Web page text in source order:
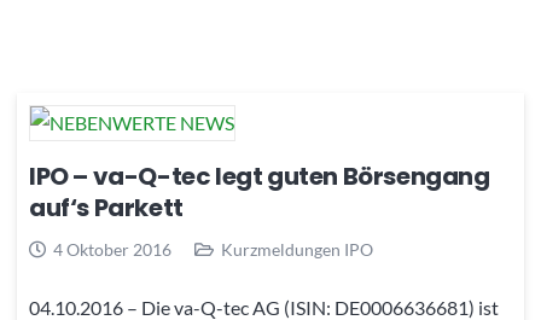
IPO – va-Q-tec legt guten Börsengang
auf‘s Parkett
4 Oktober 2016 Kurzmeldungen IPO
04.10.2016 – Die va-Q-tec AG (ISIN: DE0006636681) ist